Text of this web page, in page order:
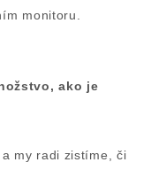
monitoru.
ako je
my radi zistíme, či